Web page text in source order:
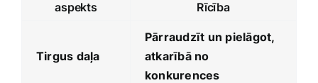
aspekts Rīcība
Tirgus daļa
Pārraudzīt un pielāgot,
atkarībā no
konkurences